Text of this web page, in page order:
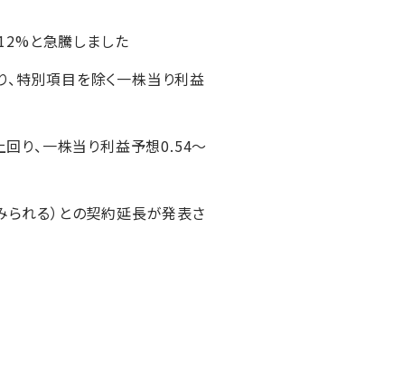
と急騰しました
特別項目を除く一株当り利益
り、一株当り利益予想0.54～
れる）との契約延長が発表さ